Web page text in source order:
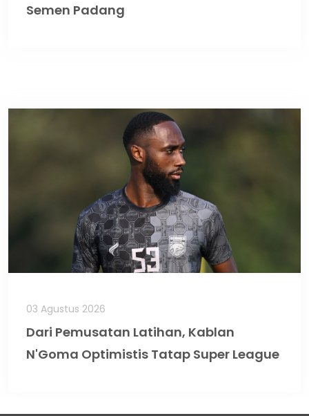
Semen Padang
03 Agustus 2026
Dari Pemusatan Latihan, Kablan
N'Goma Optimistis Tatap Super League